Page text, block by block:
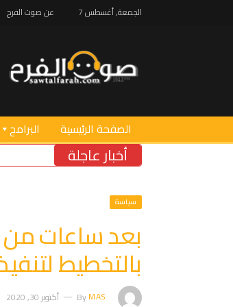
الجمعة, أغسطس 7 عن صوت الفرح
الصفحة الرئيسية البرامج
أخبار عاجلة
سياسة
بعد ساعات
بالتخطيط
ByMAS أكتوبر 30, 2020